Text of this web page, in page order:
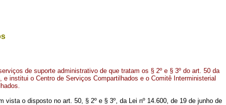
de suporte administrativo de que tratam os § 2º e § 3º do art. 50 da
e institui o Centro de Serviços Compartilhados e o Comitê Interministerial
o disposto no art. 50, § 2º e § 3º, da Lei nº 14.600, de 19 de junho de